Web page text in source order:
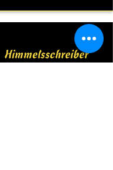
Himmelsschreiber